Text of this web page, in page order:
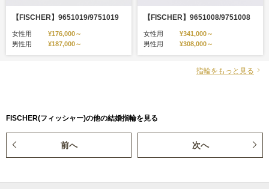
【FISCHER】9651019/9751019
女性用
¥176,000～
男性用
¥187,000～
【FISCHER】9651008/9751008
女性用
¥341,000～
男性用
¥308,000～
指輪をもっと見る
FISCHER(フィッシャー)の他の結婚指輪を見る
前へ 次へ